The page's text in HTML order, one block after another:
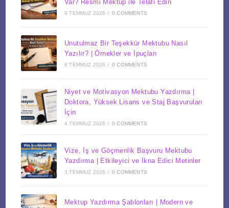
Var? Resmi Mektup ile Telafi Edin
9 TEMMUZ 2026 / 0 COMMENTS
Unutulmaz Bir Teşekkür Mektubu Nasıl
Yazılır? | Örnekler ve İpuçları
6 TEMMUZ 2026 / 0 COMMENTS
Niyet ve Motivasyon Mektubu Yazdırma |
Doktora, Yüksek Lisans ve Staj Başvuruları
İçin
4 TEMMUZ 2026 / 0 COMMENTS
Vize, İş ve Göçmenlik Başvuru Mektubu
Yazdırma | Etkileyici ve İkna Edici Metinler
3 TEMMUZ 2026 / 0 COMMENTS
Mektup Yazdırma Şablonları | Modern ve